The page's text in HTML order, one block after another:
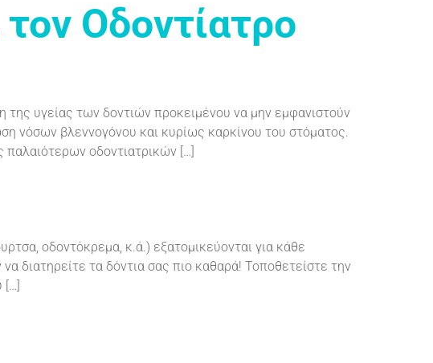
Οδοντίατρο
υγείας των δοντιών προκειμένου να μην εμφανιστούν
νόσων βλεννογόνου και κυρίως καρκίνου του στόματος.
οδοντιατρικών […]
οδοντόκρεμα, κ.ά.) εξατομικεύονται για κάθε
διατηρείτε τα δόντια σας πιο καθαρά! Τοποθετείστε την